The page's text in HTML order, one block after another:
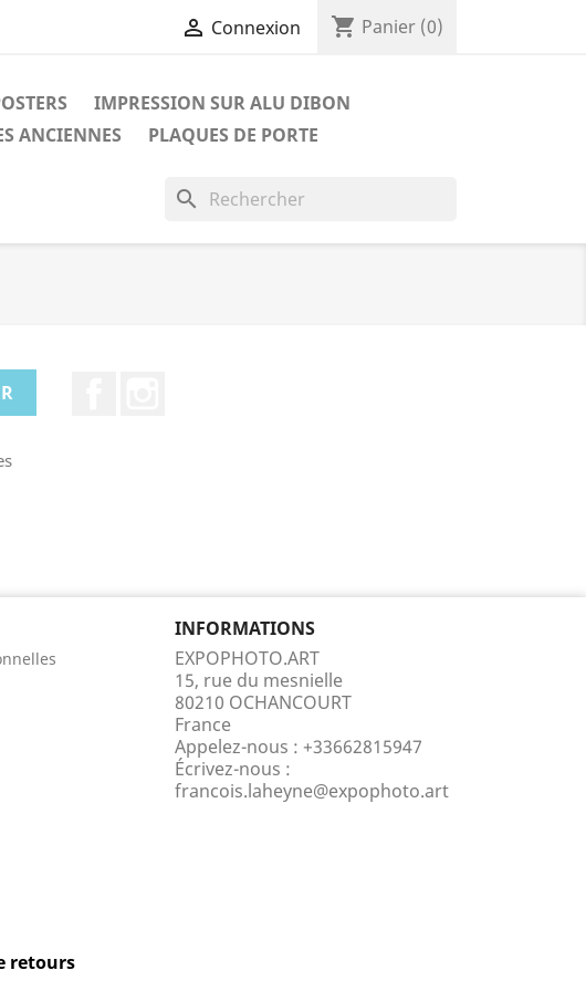
 Connexion shopping_cart Panier (0)
IMPRESSION SUR ALU DIBON
ANCIENNES PLAQUES DE PORTE
search
INFORMATIONS
EXPOPHOTO.ART
15, rue du mesnielle
80210 OCHANCOURT
France
Appelez-nous : +33662815947
Écrivez-nous :
francois.laheyne@expophoto.art
retours